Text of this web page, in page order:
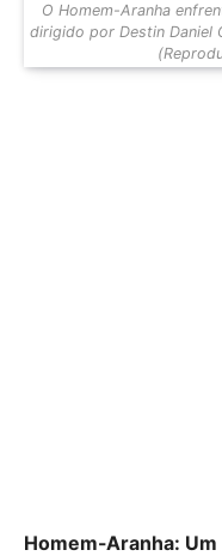
O Homem-Aranha
dirigido por Destin Daniel
Homem-Aranha: Um